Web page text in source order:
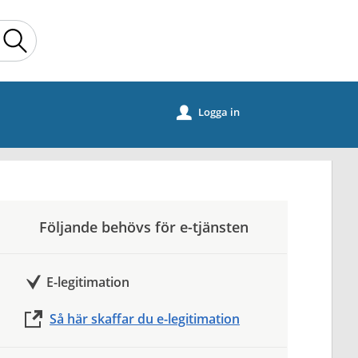
u Logga in
Följande behövs för e-tjänsten
E-legitimation
Så här skaffar du e-legitimation